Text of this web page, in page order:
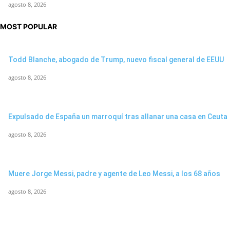
agosto 8, 2026
MOST POPULAR
Todd Blanche, abogado de Trump, nuevo fiscal general de EEUU
agosto 8, 2026
Expulsado de España un marroquí tras allanar una casa en Ceuta
agosto 8, 2026
Muere Jorge Messi, padre y agente de Leo Messi, a los 68 años
agosto 8, 2026